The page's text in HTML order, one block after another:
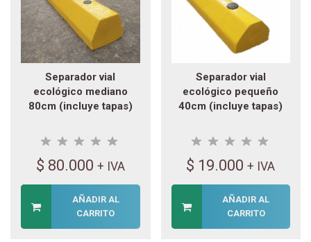
Separador vial
ecológico mediano
80cm (incluye tapas)
$ 80.000 + IVA
AÑADIR AL
CARRITO
Separador vial
ecológico pequeño
40cm (incluye tapas)
$ 19.000 + IVA
AÑADIR AL
CARRITO